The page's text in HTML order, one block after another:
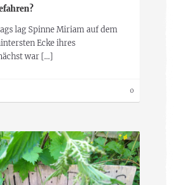
lag Spinne Miriam auf dem
Ecke ihres
war […]
0